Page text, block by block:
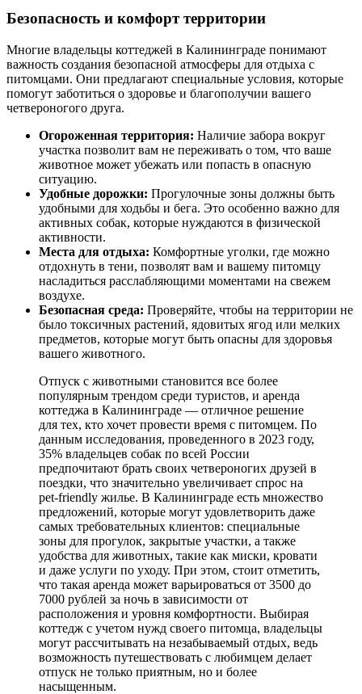
Безопасность и комфорт территории
Многие владельцы коттеджей в Калининграде понимают
важность создания безопасной атмосферы для отдыха с
питомцами. Они предлагают специальные условия, которые
помогут заботиться о здоровье и благополучии вашего
четвероногого друга.
Огороженная территория: Наличие забора вокруг
участка позволит вам не переживать о том, что ваше
животное может убежать или попасть в опасную
ситуацию.
Удобные дорожки: Прогулочные зоны должны быть
удобными для ходьбы и бега. Это особенно важно для
активных собак, которые нуждаются в физической
активности.
Места для отдыха: Комфортные уголки, где можно
отдохнуть в тени, позволят вам и вашему питомцу
насладиться расслабляющими моментами на свежем
воздухе.
Безопасная среда: Проверяйте, чтобы на территории не
было токсичных растений, ядовитых ягод или мелких
предметов, которые могут быть опасны для здоровья
вашего животного.
Отпуск с животными становится все более
популярным трендом среди туристов, и аренда
коттеджа в Калининграде — отличное решение
для тех, кто хочет провести время с питомцем. По
данным исследования, проведенного в 2023 году,
35% владельцев собак по всей России
предпочитают брать своих четвероногих друзей в
поездки, что значительно увеличивает спрос на
pet-friendly жилье. В Калининграде есть множество
предложений, которые могут удовлетворить даже
самых требовательных клиентов: специальные
зоны для прогулок, закрытые участки, а также
удобства для животных, такие как миски, кровати
и даже услуги по уходу. При этом, стоит отметить,
что такая аренда может варьироваться от 3500 до
7000 рублей за ночь в зависимости от
расположения и уровня комфортности. Выбирая
коттедж с учетом нужд своего питомца, владельцы
могут рассчитывать на незабываемый отдых, ведь
возможность путешествовать с любимцем делает
отпуск не только приятным, но и более
насыщенным.